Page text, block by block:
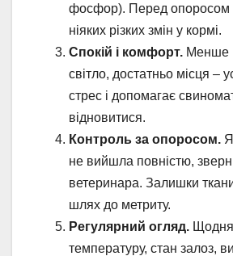
фосфор). Перед опоросом
ніяких різких змін у кормі.
Спокій і комфорт. Менше
світло, достатньо місця –
стрес і допомагає
відновитися.
Контроль за опоросом.
не вийшла повністю,
ветеринара. Залишки
шлях до метриту.
Регулярний огляд.
температуру, стан залоз,